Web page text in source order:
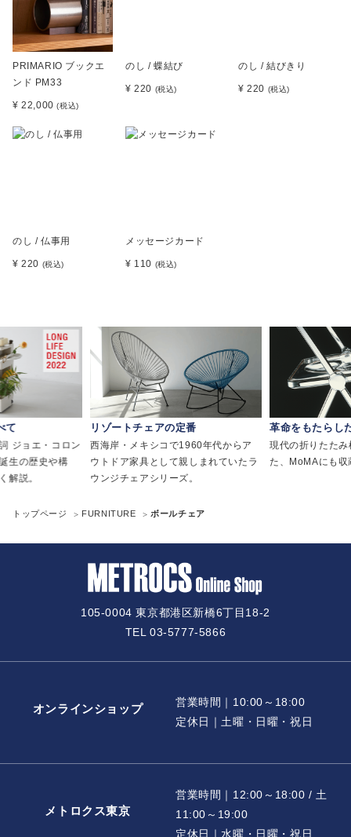
PRIMARIO ブックエ
ンド PM33
¥ 22,000(税込)
のし / 蝶結び
¥ 220 (税込)
のし / 結びきり
¥ 220 (税込)
のし / 仏事用
¥ 220 (税込)
メッセージカード
¥ 110 (税込)
て
ジョエ・コロン
生の歴史や構
解説。
リゾートチェアの定番
西海岸・メキシコで1960年代からア
ウトドア家具として親しまれていたラ
ウンジチェアシリーズ。
革命をもたらし
現代の折りたた
た、MoMAにも収
トップページ FURNITURE ボールチェア
105-0004 東京都港区新橋6丁目18-2
TEL 03-5777-5866
オンラインショップ
営業時間｜10:00～18:00
定休日｜土曜・日曜・祝日
メトロクス東京
営業時間｜12:00～18:00 / 土
11:00～19:00
定休日｜水曜・日曜・祝日